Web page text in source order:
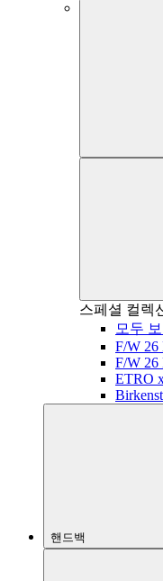
스페셜 컬렉
모두 보
F/W 26
F/W 26
ETRO
핸드백